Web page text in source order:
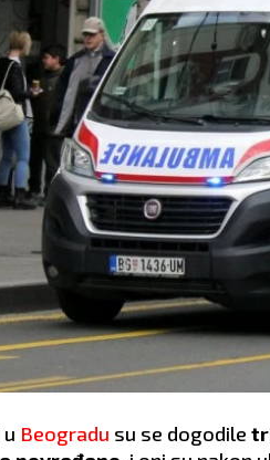
Beogradu su se dogodile